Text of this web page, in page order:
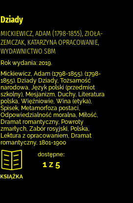
Dziady
MICKIEWICZ, ADAM (1798-1855), ZIOŁA-
ZEMCZAK, KATARZYNA OPRACOWANIE,
WYDAWNICTWO SBM
Rok wydania: 2019.
Mickiewicz, Adam (1798-1855). (1798-
1855). Dziady Dziady, Tożsamość
narodowa, Język polski (przedmiot
szkolny), Mesjanizm, Duchy, Literatura
polska, Więźniowie, Wina (etyka),
Spisek, Metamorfoza postaci,
Odpowiedzialność moralna, Miłość,
Dramat romantyczny, Powroty
zmarłych, Zabór rosyjski, Polska,
Lektura z opracowaniem, Dramat
romantyczny, 1801-1900
dostępne:
1 z 5